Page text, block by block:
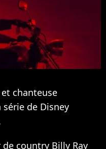
chanteuse
de Disney
country Billy Ray